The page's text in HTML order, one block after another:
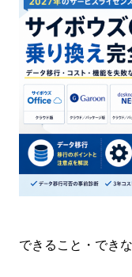
できること・でき